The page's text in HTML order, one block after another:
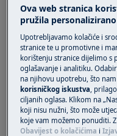
značiti i
instalacijom.
Na starijim
ne zagrijava
jednom od
elementa
Ostale greške
kvalificirani
Ova web stranica
pružila
Upotrebljavamo kolačiće i
stranice te u promotivne i
korištenju stranice dijelimo s
oglašavanje i analitiku.
na njihovu upotrebu, što
korisničkog iskustva ,
ciljanih oglasa. Klikom na
koji nisu nužni, što može
koje vam možemo ponuditi.
Obavijest o kolačićima i